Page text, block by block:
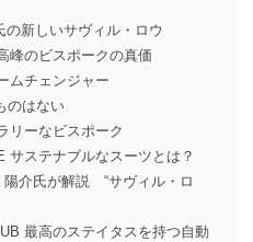
の新しいサヴィル・ロウ
峰のビスポークの真価
ムチェンジャー
のはない
リーなビスポーク
サステナブルなスーツとは？
介氏が解説 “サヴィル・ロ
最高のステイタスを持つ自動